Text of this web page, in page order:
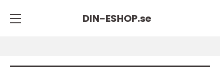
DIN-ESHOP.se